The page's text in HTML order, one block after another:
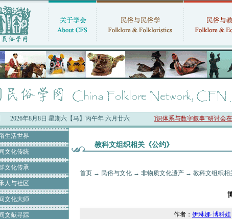
2026年8月8日 星期六【马】丙午年 六月廿六
民俗学会最新公告：·“中国人的时间：二十四节气知识体系与数字叙事”研讨会在京
生活世界
文化传统
文化传承
人与社区
文化大师
文献寻踪
教科文组织相关《公约》
首页→ 民俗与文化→ 非物质文化遗产→ 教科文组织相
作者： 伊琳娜·博科娃